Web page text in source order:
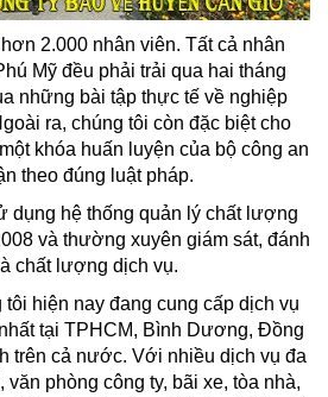
2.000 nhân viên. Tất cả nhân
Mỹ đều phải trải qua hai tháng
những bài tập thực tế về nghiệp
ra, chúng tôi còn đặc biệt cho
khóa huấn luyện của bộ công an
theo đúng luật pháp.
dụng hệ thống quản lý chất lượng
và thường xuyên giám sát, đánh
chất lượng dịch vụ.
tôi hiện nay đang cung cấp dịch vụ
tại TPHCM, Bình Dương, Đồng
trên cả nước. Với nhiều dịch vụ đa
phòng công ty, bãi xe, tòa nhà,